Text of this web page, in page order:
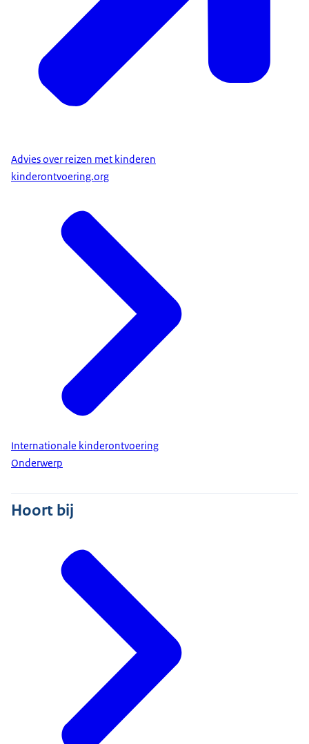
Advies over reizen met kinderen
kinderontvoering.org
Internationale kinderontvoering
Onderwerp
Hoort bij